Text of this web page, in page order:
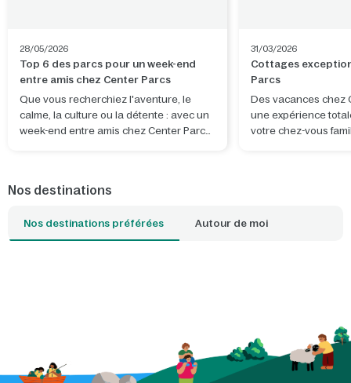
28/05/2026
Top 6 des parcs pour un week-end
entre amis chez Center Parcs
Que vous recherchiez l'aventure, le
calme, la culture ou la détente : avec un
week-end entre amis chez Center Parcs,
31/03/2026
Cottages
Parcs
Des vacances chez
une expérience
votre chez-vous
pourrez par
Nos destinations
Nos destinations préférées Autour de moi